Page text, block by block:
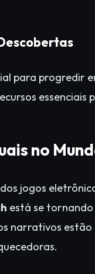
para progredir
no
jogos
está se tornando
narrativos